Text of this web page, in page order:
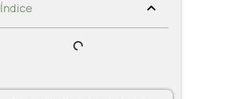
Índice